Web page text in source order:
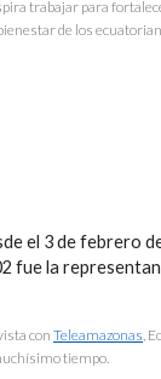
trabajar para
de los
el 3 de febrero
fue la
con Teleamazonas ,
tiempo.